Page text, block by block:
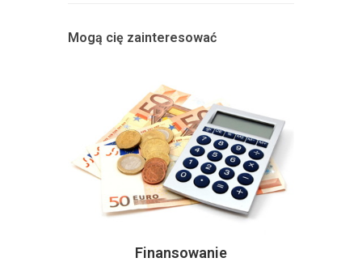
Mogą cię zainteresować
Finansowanie